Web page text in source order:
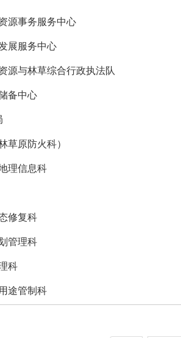
源事务服务中心
展服务中心
源与林草综合行政执法队
备中心
草原防火科）
理信息科
修复科
管理科
科
途管制科